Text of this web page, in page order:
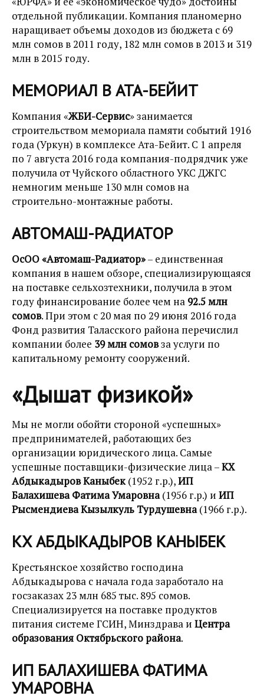
отдельной публикации. Компания планомерно
наращивает объемы доходов из бюджета с 69
млн сомов в 2011 году, 182 млн сомов в 2013 и 319
млн в 2015 году.
МЕМОРИАЛ В АТА-БЕЙИТ
Компания «ЖБИ-Сервис» занимается
строительством мемориала памяти событий 1916
года (Уркун) в комплексе Ата-Бейит. С 1 апреля
по 7 августа 2016 года компания-подрядчик уже
получила от Чуйского областного УКС ДЖГС
немногим меньше 130 млн сомов на
строительно-монтажные работы.
АВТОМАШ-РАДИАТОР
ОсОО «Автомаш-Радиатор»– единственная
компания в нашем обзоре, специализирующаяся
на поставке сельхозтехники, получила в этом
году финансирование более чем на 92.5 млн
сомов. При этом с 20 мая по 29 июня 2016 года
Фонд развития Таласского района перечислил
компании более 39 млн сомовза услуги по
капитальному ремонту сооружений.
«Дышат физикой»
Мы не могли обойти стороной «успешных»
предпринимателей, работающих без
организации юридического лица. Самые
успешные поставщики-физические лица –КХ
Абдыкадыров Каныбек(1952 г.р.),ИП
Балахишева Фатима Умаровна(1956 г.р.) и ИП
Рысмендиева Кызылкуль Турдушевна(1966 г.р.).
КХ АБДЫКАДЫРОВ КАНЫБЕК
Крестьянское хозяйство господина
Абдыкадырова с начала года заработало на
госзаказах 23 млн 685 тыс. 895 сомов.
Специализируется на поставке продуктов
питания системе ГСИН, Минздрава и Центра
образования Октябрьского района.
ИП БАЛАХИШЕВА ФАТИМА
УМАРОВНА